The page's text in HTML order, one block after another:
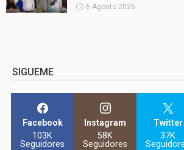
6 Agosto 2026
SIGUEME
Facebook
103K
Seguidores
Instagram
58K
Seguidores
Twitter
37K